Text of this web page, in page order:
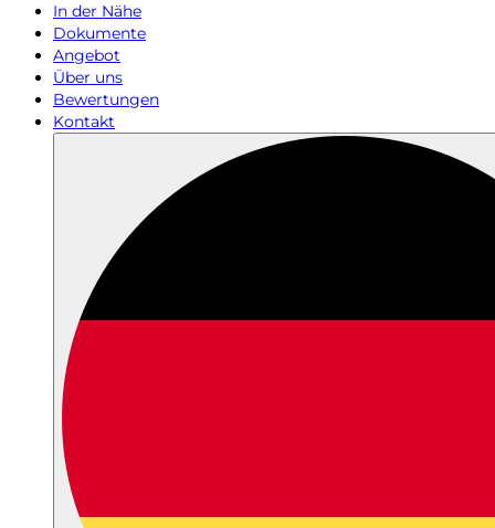
In der Nähe
Dokumente
Angebot
Über uns
Bewertungen
Kontakt